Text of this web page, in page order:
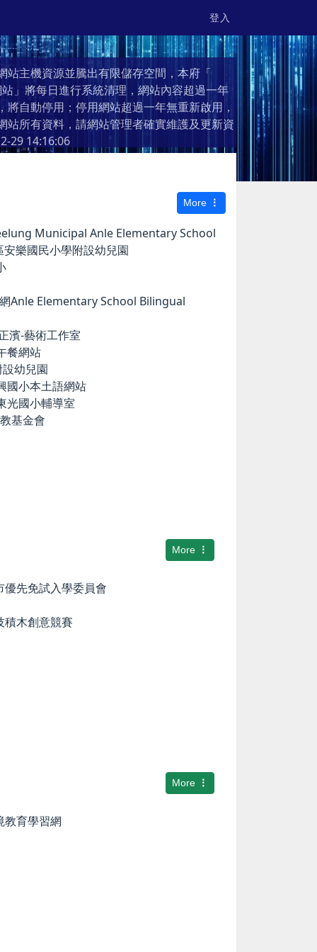
登入
站主機資源並騰出有限儲存空間，本府「
」將每日進行系統清理，網站內容超過一年
將自動停用；停用網站超過一年無重新啟用，
站所有資料，請網站管理者確實維護及更新資
29 14:16:06
More
Municipal Anle Elementary School
樂國民小學附設幼兒園
Anle Elementary School Bilingual
濱-藝術工作室
餐網站
幼兒園
國小本土語網站
光國小輔導室
基金會
More
先免試入學委員會
積木創意競賽
More
教育學習網